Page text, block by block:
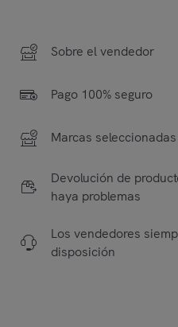
Sobre el vendedor
Pago 100% seguro
Marcas
Devolución de
haya problemas
Los vendedores
disposición